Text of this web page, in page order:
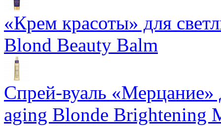
«Крем красоты» для
Blond Beauty Balm
Спрей-вуаль «Мерцание»
aging Blonde Brightening